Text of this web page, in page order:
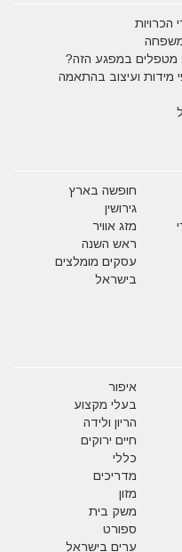
משפחה
מטפלים במפגע הזה?
מידות ועיצוב בהתאמה
חופשה בארץ
גירושין
מזג אוויר
ראש השנה
עסקים מומלצים
בישראל
איפור
בעלי מקצוע
הריון ולידה
חיים ירוקים
כללי
מדריכים
מזון
משק בית
ספורט
ערים בישראל